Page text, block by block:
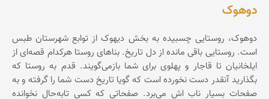
دوهوک
دوهوک، روستایی چسبیده به بخش دیهوک از توابع شهرستان طبس
است. روستایی باقی مانده از دل تاریخ. بناهای روستا هرکدام قصه‌ای از
ایلخانیان تا قاجار و پهلوی‌ برای شما بازمی‌گویند. قدم به روستا که
بگذارید آنقدر دست نخورده است که گویا تاریخ دست شما را گرفته و به
صفحات بسیار ناب اش می‌برد. صفحاتی که کسی تابه‌حال نخوانده